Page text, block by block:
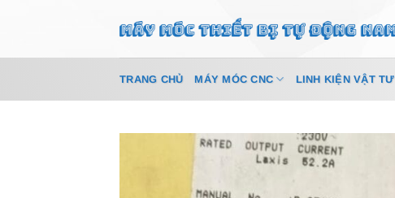
TRANG CHỦ MÁY MÓC CNC LINH KIỆN VẬT TƯ